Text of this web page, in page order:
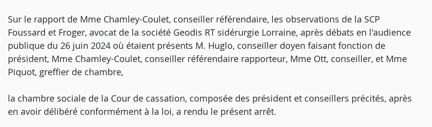
Sur le rapport de Mme Chamley-Coulet, conseiller référendaire, les observations de la SCP
Foussard et Froger, avocat de la société Geodis RT sidérurgie Lorraine, après débats en l'audience
publique du 26 juin 2024 où étaient présents M. Huglo, conseiller doyen faisant fonction de
président, Mme Chamley-Coulet, conseiller référendaire rapporteur, Mme Ott, conseiller, et Mme
Piquot, greffier de chambre,
la chambre sociale de la Cour de cassation, composée des président et conseillers précités, après
en avoir délibéré conformément à la loi, a rendu le présent arrêt.